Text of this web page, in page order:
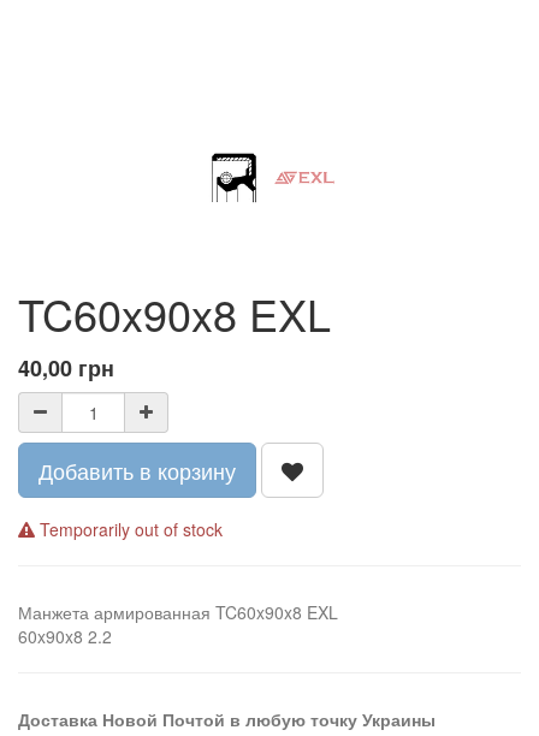
TC60x90x8 EXL
40,00 грн
Добавить в корзину
Temporarily out of stock
Манжета армированная TC60x90x8 EXL
60x90x8 2.2
Доставка Новой Почтой в любую точку Украины